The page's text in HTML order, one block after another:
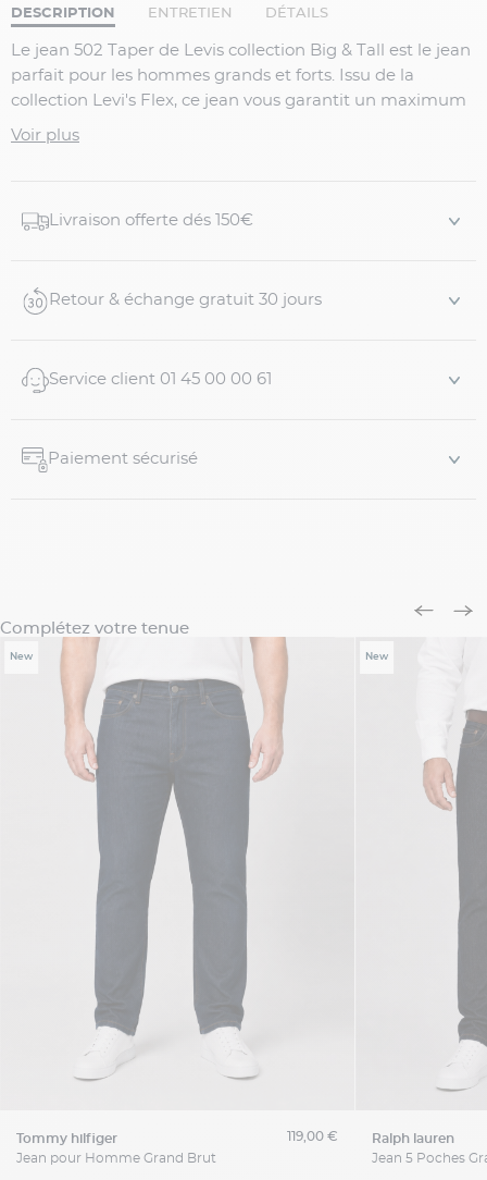
DESCRIPTION ENTRETIEN DÉTAILS
Le jean 502 Taper de Levis collection Big & Tall est le jean
parfait pour les hommes grands et forts. Issu de la
collection Levi's Flex, ce jean vous garantit un maximum
de confort et une liberté de mouvement insoupçonnée.
coupe regular flatte la silhouette sans être aussi resserrée
Voir plus
Livraison offerte dés 150€
Retour & échange gratuit 30 jours
Service client 01 45 00 00 61
Paiement sécurisé
Complétez votre tenue
New
tommy hilfiger
Jean pour Homme Grand Brut
119,00 €
New
ralph lauren
Jean 5 Poches